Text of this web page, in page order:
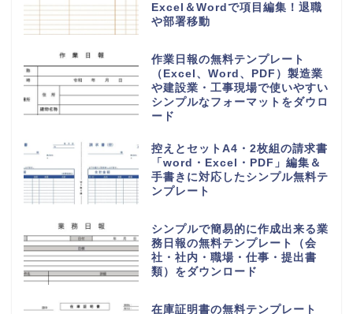
Excel＆Wordで項目編集！退職
や部署移動
作業日報の無料テンプレート
（Excel、Word、PDF）製造業
や建設業・工事現場で使いやすい
シンプルなフォーマットをダウロ
ード
控えとセットA4・2枚組の請求書
「word・Excel・PDF」編集＆
手書きに対応したシンプル無料テ
ンプレート
シンプルで簡易的に作成出来る業
務日報の無料テンプレート（会
社・社内・職場・仕事・提出書
類）をダウンロード
在庫証明書の無料テンプレート